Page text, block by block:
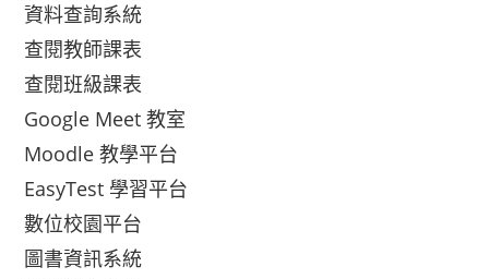
資料查詢系統
查閱教師課表
查閱班級課表
Google Meet 教室
Moodle 教學平台
EasyTest 學習平台
數位校園平台
圖書資訊系統